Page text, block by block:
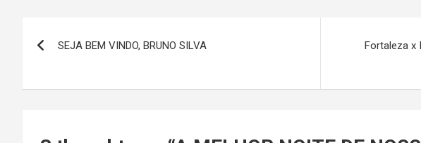
de
Post
SEJA BEM VINDO, BRUNO SILVA
Fortaleza x